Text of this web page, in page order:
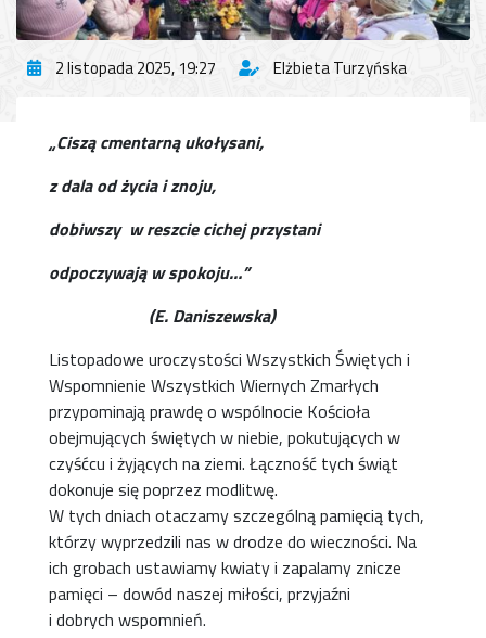
2 listopada 2025, 19:27 Elżbieta Turzyńska
„Ciszą cmentarną ukołysani,
z dala od życia i znoju,
dobiwszy w reszcie cichej przystani
odpoczywają w spokoju…”
(E. Daniszewska)
Listopadowe uroczystości Wszystkich Świętych i
Wspomnienie Wszystkich Wiernych Zmarłych
przypominają prawdę o wspólnocie Kościoła
obejmujących świętych w niebie, pokutujących w
czyśćcu i żyjących na ziemi. Łączność tych świąt
dokonuje się poprzez modlitwę.
W tych dniach otaczamy szczególną pamięcią tych,
którzy wyprzedzili nas w drodze do wieczności. Na
ich grobach ustawiamy kwiaty i zapalamy znicze
pamięci – dowód naszej miłości, przyjaźni
i dobrych wspomnień.